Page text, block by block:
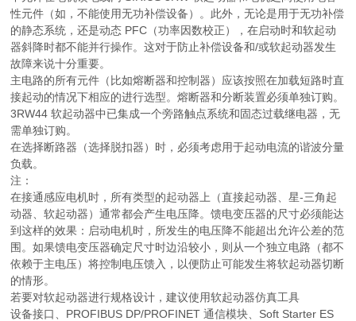
性元件（如，不能使用无功补偿设备）。此外，无论是用于无功补偿
的静态系统，还是动态 PFC（功率因数校正），在启动时和软起动
器斜降时都不能并行操作。这对于防止补偿设备和/或软起动器发生
故障来说十分重要。
主电路的所有元件（比如熔断器和控制器）应该按照在加载短路时直
接起动的情况下相应的进行选型。熔断器和分断装置必须单独订购。
3RW44 软起动器中已集成一个旁路触点系统和固态过载继电器，无
需单独订购。
在选择断路器（选择脱扣器）时，必须考虑用于起动电流的谐波分量
负载。
注：
在接通感应电机时，所有类型的起动器上（直接起动器、星-三角起
动器、软起动器）通常都会产生电压降。馈电变压器的尺寸必须能达
到这样的效果：启动电机时，所发生的电压降不能超出允许公差的范
围。如果馈电变压器确定尺寸时边沿较小，则从一个独立电路（都不
依赖于主电压）将控制电压馈入，以便防止可能发生将软起动器切断
的情形。
若要对软起动器进行规格设计，建议使用软起动器仿真工具
设备接口、PROFIBUS DP/PROFINET 通信模块、Soft Starter ES